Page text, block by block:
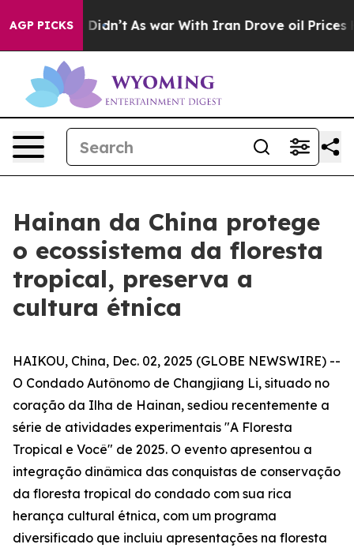
AGP PICKS
Well, it Didn’t As war With Iran Drove oil Prices
Hainan da China protege
o ecossistema da floresta
tropical, preserva a
cultura étnica
HAIKOU, China, Dec. 02, 2025 (GLOBE NEWSWIRE) --
O Condado Autônomo de Changjiang Li, situado no
coração da Ilha de Hainan, sediou recentemente a
série de atividades experimentais "A Floresta
Tropical e Você" de 2025. O evento apresentou a
integração dinâmica das conquistas de conservação
da floresta tropical do condado com sua rica
herança cultural étnica, com um programa
diversificado que incluiu apresentações na floresta